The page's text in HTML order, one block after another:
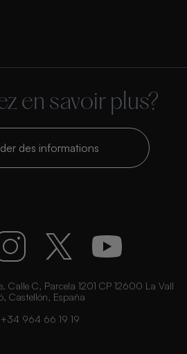
en savoir plus?
des informations
Calle C, Parcela 1201 CP 12600 La Vall
Castellón, España
+34 964 66 19 19